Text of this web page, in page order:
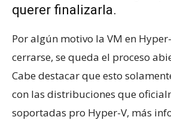
querer finalizarla.
Por algún motivo la VM en
cerrarse, se queda el proceso
Cabe destacar que esto
con las distribuciones que
soportadas pro Hyper-V, más